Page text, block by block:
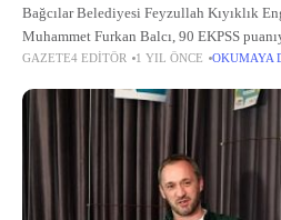
Bağcılar Belediyesi Feyzullah Kıyıklık
Muhammet Furkan Balcı, 90 EKPSS
teknisyen memur olarak yerleşti.
GAZETE4 EDITÖR 1 YIL ÖNCE OKUMAYA